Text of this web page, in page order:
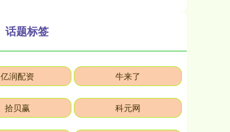
话题标签
亿润配资 牛来了
拾贝赢 科元网